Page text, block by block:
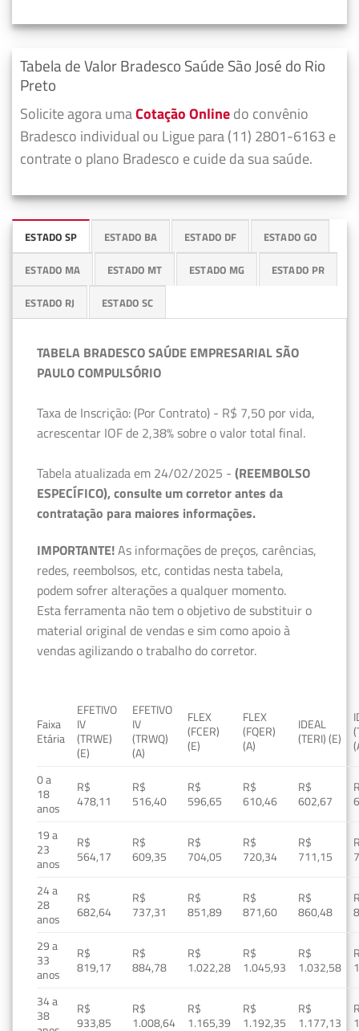
Tabela de Valor Bradesco Saúde São José do Rio
Preto
Solicite agora umaCotação Onlinedo convênio
Bradesco individual ou Ligue para (11) 2801-6163 e
contrate o plano Bradesco e cuide da sua saúde.
ESTADO SP ESTADO BA ESTADO DF ESTADO GO
ESTADO MA ESTADO MT ESTADO MG ESTADO PR
ESTADO RJ ESTADO SC
TABELA BRADESCO SAÚDE EMPRESARIAL SÃO
PAULO COMPULSÓRIO
Taxa de Inscrição: (Por Contrato) - R$ 7,50 por vida,
acrescentar IOF de 2,38% sobre o valor total final.
Tabela atualizada em 24/02/2025 - (REEMBOLSO
ESPECÍFICO), consulte um corretor antes da
contratação para maiores informações.
IMPORTANTE!As informações de preços, carências,
redes, reembolsos, etc, contidas nesta tabela,
podem sofrer alterações a qualquer momento.
Esta ferramenta não tem o objetivo de substituir o
material original de vendas e sim como apoio à
vendas agilizando o trabalho do corretor.
Faixa
Etária
EFETIVO
IV
(TRWE)
(E)
EFETIVO
IV
(TRWQ)
(A)
FLEX
(FCER)
(E)
FLEX
(FQER)
(A)
IDEAL
(TERI) (E)
0 a
18
anos
R$
478,11
R$
516,40
R$
596,65
R$
610,46
R$
602,67
19 a
23
anos
R$
564,17
R$
609,35
R$
704,05
R$
720,34
R$
711,15
24 a
28
anos
R$
682,64
R$
737,31
R$
851,89
R$
871,60
R$
860,48
29 a
33
anos
R$
819,17
R$
884,78
R$
1.022,28
R$
1.045,93
R$
1.032,58
34 a
38
R$
933,85
R$
1.008,64
R$
1.165,39
R$
1.192,35
R$
1.177,13